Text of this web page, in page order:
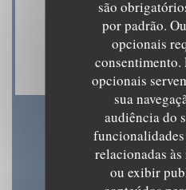
são
por padrão.
opcionais
consentimento.
opcionais
sua
audiência do
relacionadas
ou exibir
Amex, American Express,
Eurocard/Mastercard,
Horário